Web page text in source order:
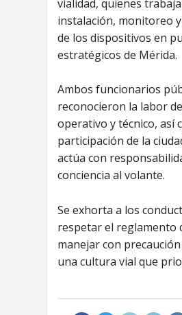
vialidad, quienes
instalación, monitoreo
de los dispositivos en
estratégicos de Mérida.
Ambos funcionarios
reconocieron la labor
operativo y técnico, así
participación de la
actúa con
conciencia al volante.
Se exhorta a los
respetar el reglamento
manejar con
una cultura vial que